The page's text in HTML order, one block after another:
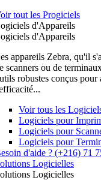
tout les Progiciels
d'Appareils
d'Appareils
appareils Zebra, qu'il
scanners ou de
robustes conçus pour
Voir tous les
Logiciels pour
Logiciels pour
Logiciels pour
d'aide ? (+216) 71
Logicielles
Logicielles